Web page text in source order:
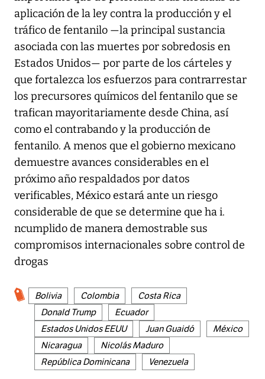
aplicación de la ley contra la producción y el
tráfico de fentanilo —la principal sustancia
asociada con las muertes por sobredosis en
Estados Unidos— por parte de los cárteles y
que fortalezca los esfuerzos para contrarrestar
los precursores químicos del fentanilo que se
trafican mayoritariamente desde China, así
como el contrabando y la producción de
fentanilo. A menos que el gobierno mexicano
demuestre avances considerables en el
próximo año respaldados por datos
verificables, México estará ante un riesgo
considerable de que se determine que ha i.
ncumplido de manera demostrable sus
compromisos internacionales sobre control de
drogas
Bolivia Colombia
Costa Rica
Donald Trump
Ecuador
Estados Unidos EEUU
Juan Guaidó
México
Nicaragua
Nicolás Maduro
República Dominicana
Venezuela